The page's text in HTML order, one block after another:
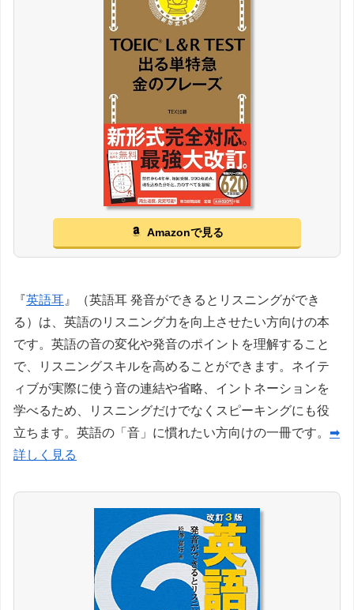
Amazonで見る
『英語耳 』（英語耳 発音ができるとリスニングができ
る）は、英語のリスニング力を向上させたい方向けの本
です。英語の音の変化や発音のポイントを理解すること
で、リスニングスキルを高めることができます。ネイテ
ィブが実際に使う音の連結や省略、イントネーションを
学べるため、リスニングだけでなくスピーキングにも役
立ちます。英語の「音」に慣れたい方向けの一冊です。 ➡
詳しく見る